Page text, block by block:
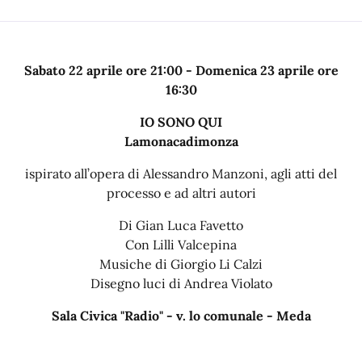
Sabato 22 aprile ore 21:00 - Domenica 23 aprile ore
16:30
IO SONO QUI
Lamonacadimonza
ispirato all’opera di Alessandro Manzoni, agli atti del
processo e ad altri autori
Di Gian Luca Favetto
Con Lilli Valcepina
Musiche di Giorgio Li Calzi
Disegno luci di Andrea Violato
Sala Civica "Radio" - v. lo comunale - Meda